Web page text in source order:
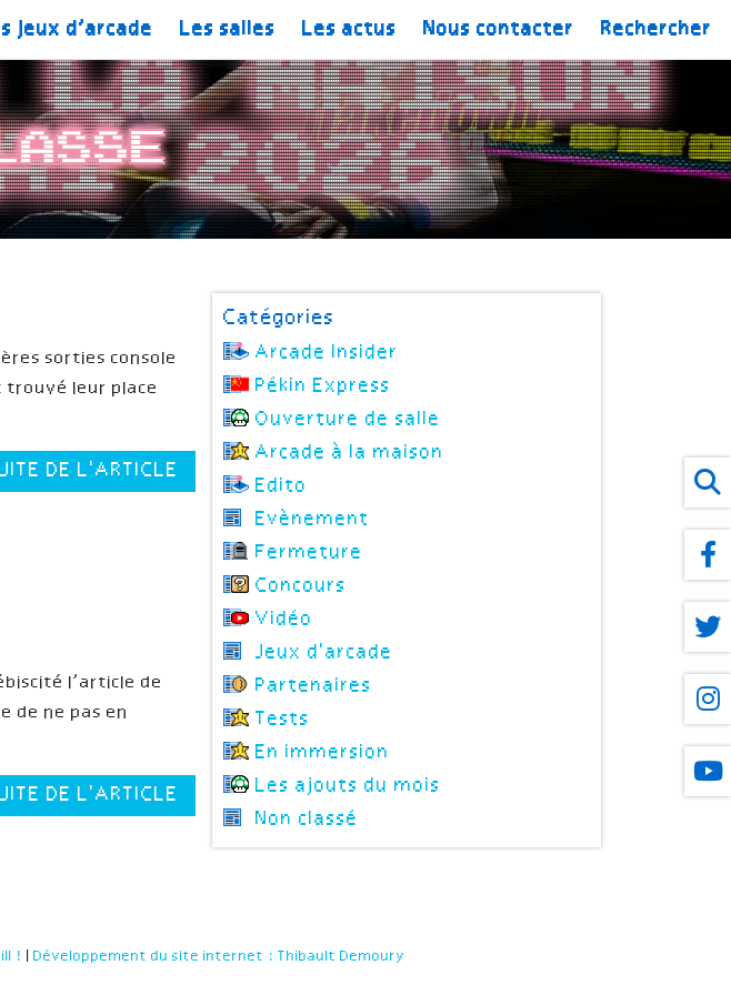
jeux d’arcade Les salles Les actus Nous contacter Rechercher
sorties console
leur place
DE L'ARTICLE
l’article de
de ne pas en
DE L'ARTICLE
Catégories
Arcade Insider
Pékin Express
Ouverture de salle
Arcade à la maison
Edito
Evènement
Fermeture
Concours
Vidéo
Jeux d'arcade
Partenaires
Tests
En immersion
Les ajouts du mois
Non classé
! Développement du site internet : Thibault Demoury